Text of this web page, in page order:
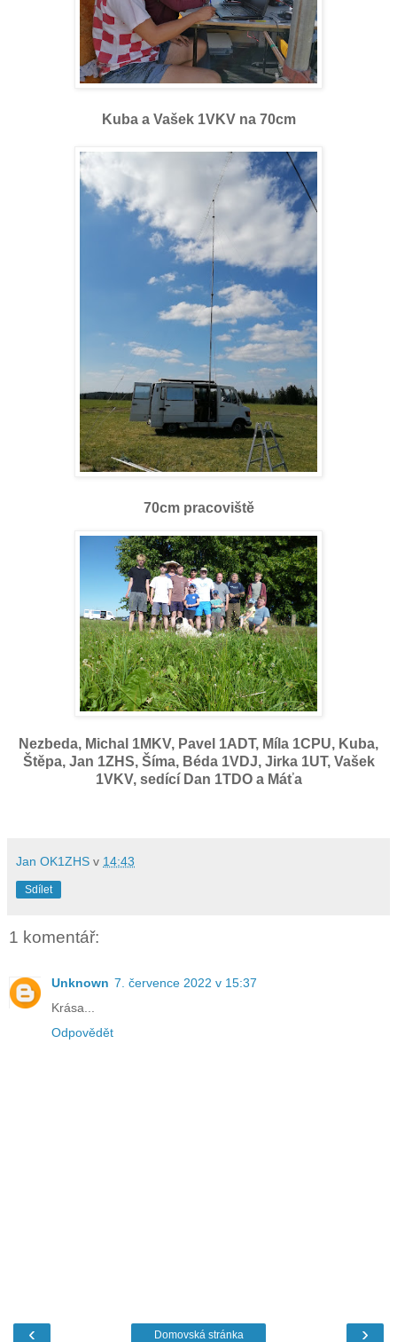
Kuba a Vašek 1VKV na 70cm
70cm pracoviště
Nezbeda, Michal 1MKV, Pavel 1ADT, Míla 1CPU, Kuba,
Štěpa, Jan 1ZHS, Šíma, Béda 1VDJ, Jirka 1UT, Vašek
1VKV, sedící Dan 1TDO a Máťa
Jan OK1ZHS v 14:43
Sdílet
1 komentář:
Unknown 7. července 2022 v 15:37
Krása...
Odpovědět
‹ ›
Domovská stránka